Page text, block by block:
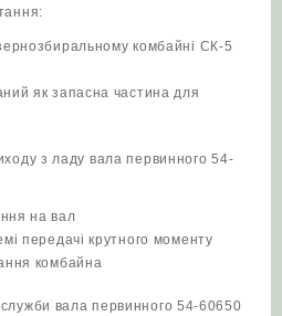
комбайні СК-5
як запасна частина для
з ладу вала первинного 54-
на вал
передачі крутного моменту
комбайна
вала первинного 54-60650